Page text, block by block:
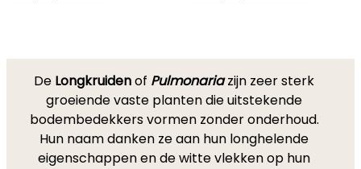
De Longkruidenof Pulmonariazijn zeer sterk
groeiende vaste planten die uitstekende
bodembedekkers vormen zonder onderhoud.
Hun naam danken ze aan hun longhelende
eigenschappen en de witte vlekken op hun